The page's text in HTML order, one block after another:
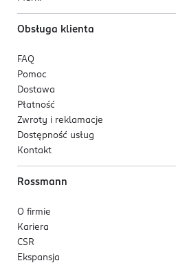
Obsługa klienta
FAQ
Pomoc
Dostawa
Płatność
Zwroty i reklamacje
Dostępność usług
Kontakt
Rossmann
O firmie
Kariera
CSR
Ekspansja